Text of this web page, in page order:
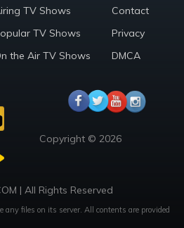
TV Shows
TV Shows
the Air TV Shows
Contact
Privacy
DMCA
Copyright © 2026
| All Rights Reserved
any files on its server. All contents are provided